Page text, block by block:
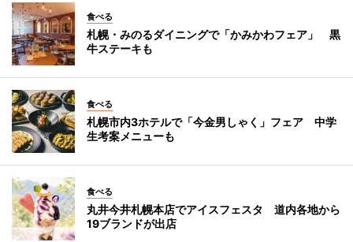
食べる
札幌・みのるダイニングで「かみかわフェア」 黒
牛ステーキも
食べる
札幌市内3ホテルで「今金男しゃく」フェア 中学
生考案メニューも
食べる
丸井今井札幌本店でアイスフェスタ 道内各地から
19ブランドが出店